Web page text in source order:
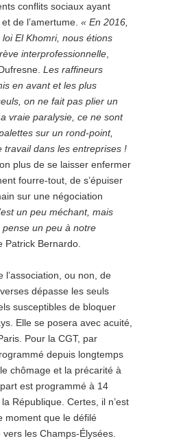
conflits sociaux ayant
de l’amertume. « En 2016,
El Khomri, nous étions
interprofessionnelle
Les raffineurs
en avant et les plus
on ne fait pas plier un
vraie paralysie, ce ne sont
sur un rond-point,
travail dans les entreprises !
plus de se laisser enfermer
fourre-tout, de s’épuiser
sur une négociation
un peu méchant, mais
un peu à notre
Patrick Bernardo.
l’association, ou non, de
dépasse les seuls
susceptibles de bloquer
Elle se posera avec acuité,
Pour la CGT, par
depuis longtemps
chômage et la précarité à
est programmé à 14
République. Certes, il n’est
moment que le défilé
les Champs-Élysées.